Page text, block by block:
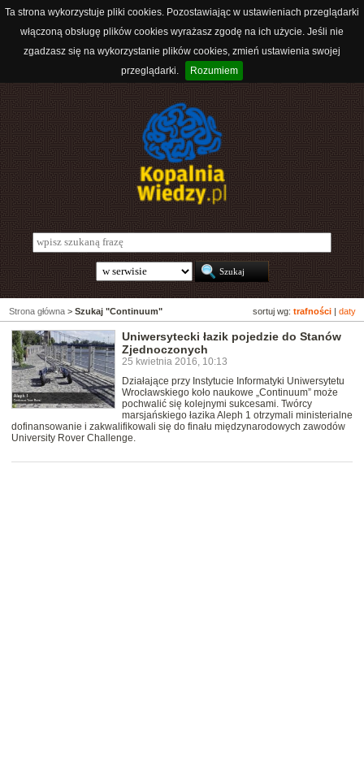
Ta strona wykorzystuje pliki cookies. Pozostawiając w ustawieniach przeglądarki
włączoną obsługę plików cookies wyrażasz zgodę na ich użycie. Jeśli nie
zgadzasz się na wykorzystanie plików cookies, zmień ustawienia swojej
przeglądarki.
Rozumiem
sortuj wg: trafności daty
Strona główna > Szukaj "Continuum"
Uniwersytecki łazik pojedzie do Stanów
Zjednoczonych
25 kwietnia 2016, 10:13
Działające przy Instytucie Informatyki Uniwersytetu
Wrocławskiego koło naukowe „Continuum” może
pochwalić się kolejnymi sukcesami. Twórcy
marsjańskiego łazika Aleph 1 otrzymali ministerialne
dofinansowanie i zakwalifikowali się do finału międzynarodowych zawodów
University Rover Challenge.